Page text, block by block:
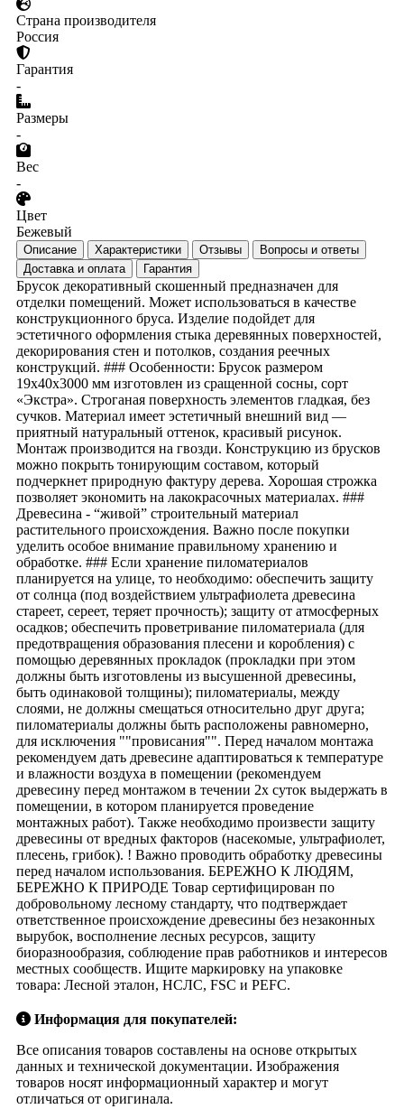
Страна производителя
Россия
Гарантия
-
Размеры
-
Вес
-
Цвет
Бежевый
Описание Характеристики Отзывы
Вопросы и ответы
Доставка и оплата
Гарантия
Брусок декоративный скошенный предназначен для
отделки помещений. Может использоваться в качестве
конструкционного бруса. Изделие подойдет для
эстетичного оформления стыка деревянных поверхностей,
декорирования стен и потолков, создания реечных
конструкций. ### Особенности: Брусок размером
19х40х3000 мм изготовлен из сращенной сосны, сорт
«Экстра». Строганая поверхность элементов гладкая, без
сучков. Материал имеет эстетичный внешний вид —
приятный натуральный оттенок, красивый рисунок.
Монтаж производится на гвозди. Конструкцию из брусков
можно покрыть тонирующим составом, который
подчеркнет природную фактуру дерева. Хорошая строжка
позволяет экономить на лакокрасочных материалах. ###
Древесина - “живой” строительный материал
растительного происхождения. Важно после покупки
уделить особое внимание правильному хранению и
обработке. ### Если хранение пиломатериалов
планируется на улице, то необходимо: обеспечить защиту
от солнца (под воздействием ультрафиолета древесина
стареет, сереет, теряет прочность); защиту от атмосферных
осадков; обеспечить проветривание пиломатериала (для
предотвращения образования плесени и коробления) с
помощью деревянных прокладок (прокладки при этом
должны быть изготовлены из высушенной древесины,
быть одинаковой толщины); пиломатериалы, между
слоями, не должны смещаться относительно друг друга;
пиломатериалы должны быть расположены равномерно,
для исключения ""провисания"". Перед началом монтажа
рекомендуем дать древесине адаптироваться к температуре
и влажности воздуха в помещении (рекомендуем
древесину перед монтажом в течении 2х суток выдержать в
помещении, в котором планируется проведение
монтажных работ). Также необходимо произвести защиту
древесины от вредных факторов (насекомые, ультрафиолет,
плесень, грибок). ! Важно проводить обработку древесины
перед началом использования. БЕРЕЖНО К ЛЮДЯМ,
БЕРЕЖНО К ПРИРОДЕ Товар сертифицирован по
добровольному лесному стандарту, что подтверждает
ответственное происхождение древесины без незаконных
вырубок, восполнение лесных ресурсов, защиту
биоразнообразия, соблюдение прав работников и интересов
местных сообществ. Ищите маркировку на упаковке
товара: Лесной эталон, НСЛС, FSC и PEFC.
Информация для покупателей:
Все описания товаров составлены на основе открытых
данных и технической документации. Изображения
товаров носят информационный характер и могут
отличаться от оригинала.